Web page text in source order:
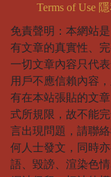
Terms of Use
免責聲明：本網站
有文章的真實性、
一切文章內容只代
用戶不應信賴內容
有在本站張貼的文
式所規限，故不能
言出現問題，請聯
何人士發文，同時
語、毀謗、渲染色